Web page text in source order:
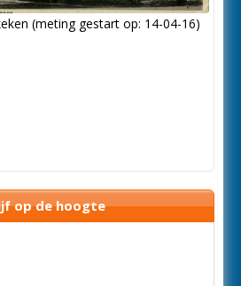
(meting gestart op: 14-04-16)
op de hoogte